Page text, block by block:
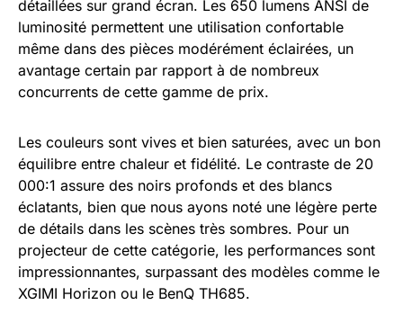
détaillées sur grand écran. Les 650 lumens ANSI de
luminosité permettent une utilisation confortable
même dans des pièces modérément éclairées, un
avantage certain par rapport à de nombreux
concurrents de cette gamme de prix.
Les couleurs sont vives et bien saturées, avec un bon
équilibre entre chaleur et fidélité. Le contraste de 20
000:1 assure des noirs profonds et des blancs
éclatants, bien que nous ayons noté une légère perte
de détails dans les scènes très sombres. Pour un
projecteur de cette catégorie, les performances sont
impressionnantes, surpassant des modèles comme le
XGIMI Horizon ou le BenQ TH685.